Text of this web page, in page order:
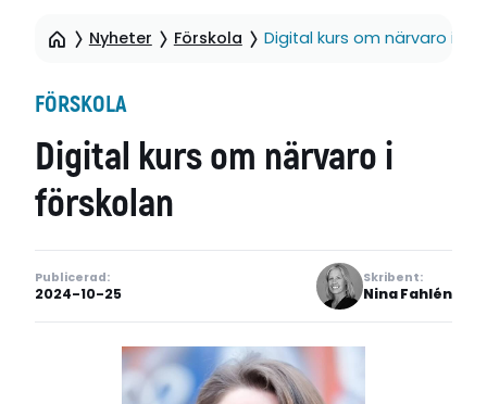
Nyheter Förskola Digital kurs om närvaro i
FÖRSKOLA
Digital kurs om närvaro i
förskolan
Publicerad:
2024-10-25
Skribent:
Nina Fahlén